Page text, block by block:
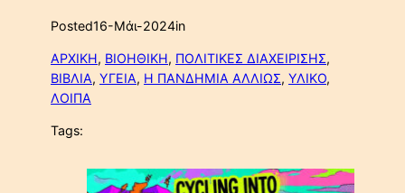
Posted16-Μάι-2024in
ΑΡΧΙΚΗ, ΒΙΟΗΘΙΚΗ, ΠΟΛΙΤΙΚΕΣ ΔΙΑΧΕΙΡΙΣΗΣ
ΒΙΒΛΙΑ, ΥΓΕΙΑ, Η ΠΑΝΔΗΜΙΑ ΑΛΛΙΩΣ, ΥΛΙΚΟ
ΛΟΙΠΑ
Tags: